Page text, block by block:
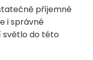
příjemné
i správné
světlo do této